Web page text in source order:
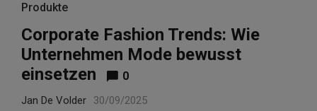
Produkte
Corporate Fashion Trends: Wie
Unternehmen Mode bewusst
einsetzen
0
Jan De Volder 30/09/2025